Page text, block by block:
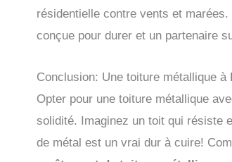
résidentielle contre vents et
conçue pour durer et un partenaire
Conclusion: Une toiture métallique
Opter pour une toiture métallique
solidité. Imaginez un toit qui résiste
de métal est un vrai dur à cuire!